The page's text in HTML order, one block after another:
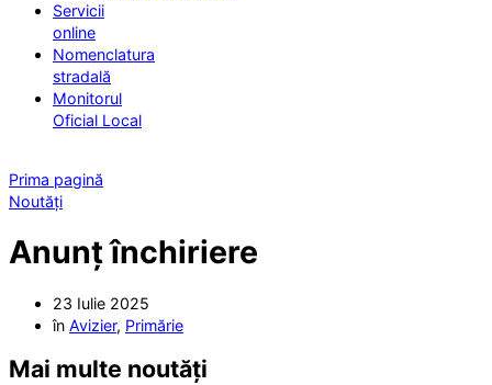
Servicii
online
Nomenclatura
stradală
Monitorul
Oficial Local
Prima pagină
Noutăți
Anunț închiriere
23 Iulie 2025
în Avizier, Primărie
Mai multe noutăți